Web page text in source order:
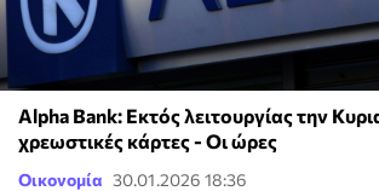
Alpha Bank: Εκτός λειτουργίας την
χρεωστικές κάρτες - Οι ώρες
Οικονομία 30.01.2026 18:36